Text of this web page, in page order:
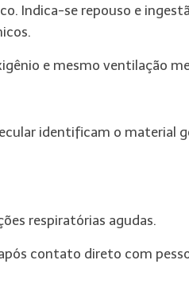
Indica-se repouso e
e mesmo ventilação
identificam o material
respiratórias agudas.
contato direto com